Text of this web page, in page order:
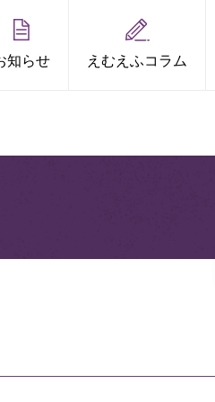
知らせ えむえふコラム